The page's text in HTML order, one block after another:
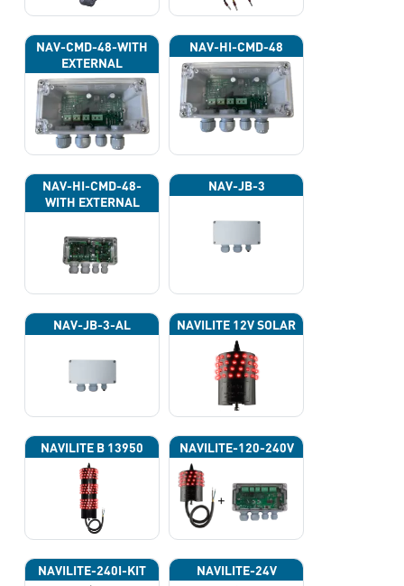
NAV-CMD-48-WITH
EXTERNAL
PHOTOCELL 13133
NAV-HI-CMD-48
NAV-HI-CMD-48-
WITH EXTERNAL
PHOTOCELL 13133
NAV-JB-3
NAV-JB-3-AL NAVILITE 12V SOLAR
NAVILITE B 13950 NAVILITE-120-240V
NAVILITE-240I-KIT NAVILITE-24V